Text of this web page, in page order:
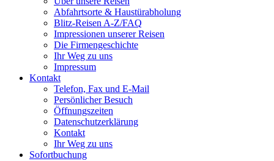
Abfahrtsorte & Haustürabholung
Blitz-Reisen A-Z/FAQ
Impressionen unserer Reisen
Die Firmengeschichte
Ihr Weg zu uns
Impressum
Kontakt
Telefon, Fax und E-Mail
Persönlicher Besuch
Öffnungszeiten
Datenschutzerklärung
Kontakt
Ihr Weg zu uns
Sofortbuchung